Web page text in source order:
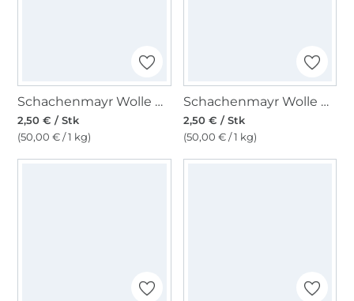
Schachenmayr Wolle Bravo uni 50 g mittelgrau meliert
2,50 € / Stk
(50,00 € / 1 kg)
Schachenmayr Wolle Bravo uni 50 g neongrün
2,50 € / Stk
(50,00 € / 1 kg)